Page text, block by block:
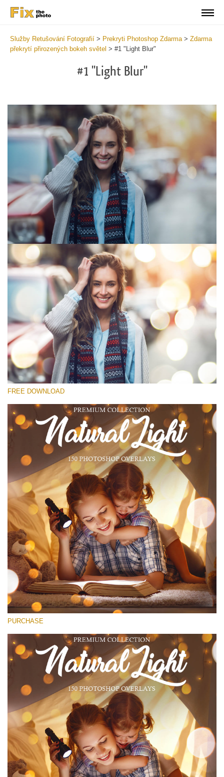
Služby Retušování Fotografií > Prekryti Photoshop Zdarma> Zdarma
překrytí přirozených bokeh světel > #1 "Light Blur"
#1 "Light Blur"
Prosím vyberte
Free Photoshop Overlay #1
Small 800*533px
Natural Cozy
(150 Overlays)
Large 6000*4000px
Large 6000*4000px
Entire Collection
(1783 Overlays)
Large 6000*4000px
Stažení zdarma
FREE DOWNLOAD
PURCHASE